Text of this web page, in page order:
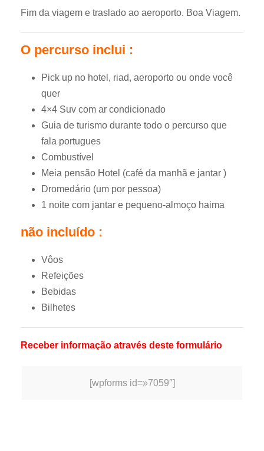
Fim da viagem e traslado ao aeroporto. Boa Viagem.
O percurso inclui :
Pick up no hotel, riad, aeroporto ou onde você
quer
4×4 Suv com ar condicionado
Guia de turismo durante todo o percurso que
fala portugues
Combustível
Meia pensão Hotel (café da manhã e jantar )
Dromedário (um por pessoa)
1 noite com jantar e pequeno-almoço haima
não incluído :
Vôos
Refeições
Bebidas
Bilhetes
Receber informação através deste formulário
[wpforms id=»7059″]